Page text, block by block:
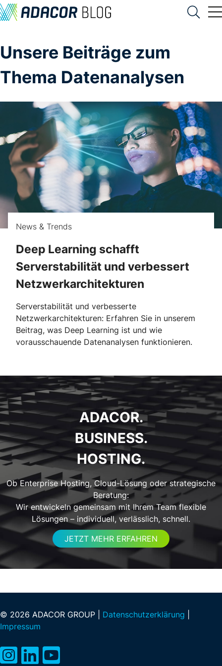
Unsere Beiträge zum
Thema Datenanalysen
News & Trends
Deep Learning schafft
Serverstabilität und verbessert
Netzwerkarchitekturen
Serverstabilität und verbesserte
Netzwerkarchitekturen: Erfahren Sie in unserem
Beitrag, was Deep Learning ist und wie
vorausschauende Datenanalysen funktionieren.
ADACOR.
BUSINESS.
HOSTING.
Ob Enterprise Hosting, Cloud-Lösung oder strategische
Beratung:
Wir entwickeln gemeinsam mit Ihrem Team flexible
Lösungen – individuell, verlässlich, schnell.
JETZT MEHR ERFAHREN
© 2026 ADACOR GROUP | Datenschutzerklärung
Impressum